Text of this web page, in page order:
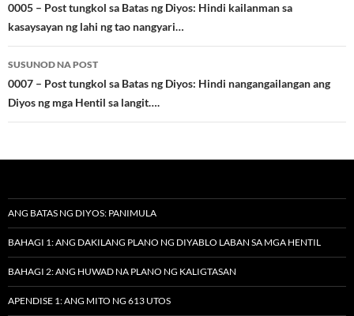
navigation
0005 – Post tungkol sa Batas ng Diyos: Hindi kailanman sa
kasaysayan ng lahi ng tao nangyari…
SUSUNOD NA POST
0007 – Post tungkol sa Batas ng Diyos: Hindi nangangailangan ang
Diyos ng mga Hentil sa langit….
ANG BATAS NG DIYOS: PANIMULA
BAHAGI 1: ANG DAKILANG PLANO NG DIYABLO LABAN SA MGA HENTIL
BAHAGI 2: ANG HUWAD NA PLANO NG KALIGTASAN
APENDISE 1: ANG MITO NG 613 UTOS